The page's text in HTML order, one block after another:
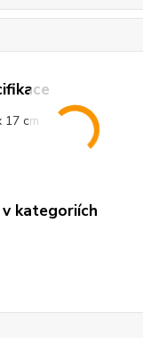
17 cm
kategoriích